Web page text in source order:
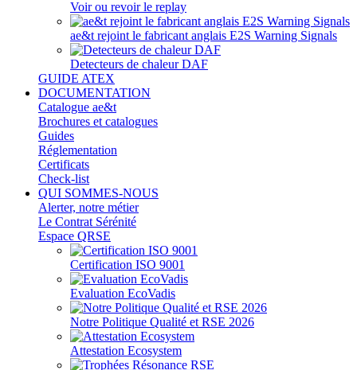
Voir ou revoir le replay
ae&t rejoint le fabricant anglais E2S Warning Signals
Detecteurs de chaleur DAF
GUIDE ATEX
DOCUMENTATION
Catalogue ae&t
Brochures et catalogues
Guides
Réglementation
Certificats
Check-list
QUI SOMMES-NOUS
Alerter, notre métier
Le Contrat Sérénité
Espace QRSE
Certification ISO 9001
Evaluation EcoVadis
Notre Politique Qualité et RSE 2026
Attestation Ecosystem